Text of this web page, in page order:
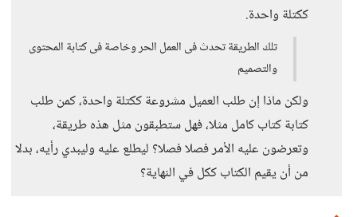
ككتلة واحدة.
تلك الطريقة تحدث فى العمل الحر وخاصة فى كتابة المحتوى
والتصميم
ولكن ماذا إن طلب العميل مشروعة ككتلة واحدة، كمن طلب
كتابة كتاب كامل مثلا، فهل ستطبقون مثل هذه طريقة،
وتعرضون عليه الأمر فصلا فصلا؟ ليطلع عليه وليبدي رأيه، بدلا
من أن يقيم الكتاب ككل في النهاية؟